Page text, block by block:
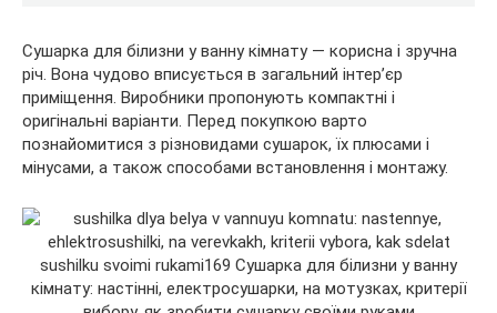
Сушарка для білизни у ванну кімнату — корисна і зручна
річ. Вона чудово вписується в загальний інтер’єр
приміщення. Виробники пропонують компактні і
оригінальні варіанти. Перед покупкою варто
познайомитися з різновидами сушарок, їх плюсами і
мінусами, а також способами встановлення і монтажу.